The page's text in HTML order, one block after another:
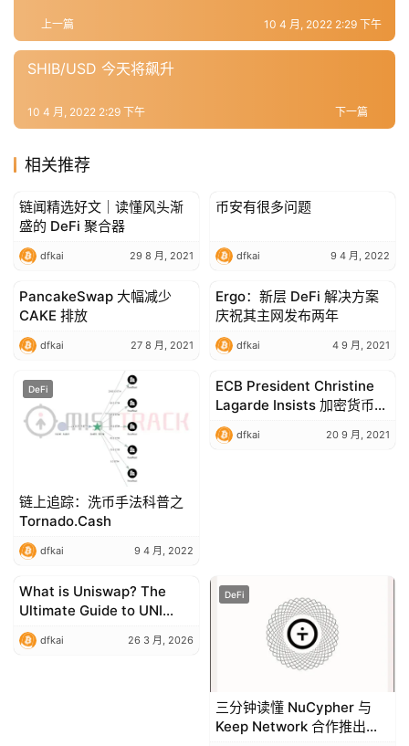
上一篇 10 4 月, 2022 2:29 下午
SHIB/USD 今天将飙升
下一篇
10 4 月, 2022 2:29 下午
相关推荐
DeFi
链闻精选好文｜读懂风头渐
盛的 DeFi 聚合器
dfkai 29 8 月, 2021
DeFi
币安有很多问题
dfkai 9 4 月, 2022
DeFi
PancakeSwap 大幅减少
CAKE 排放
dfkai 27 8 月, 2021
DeFi
Ergo：新层 DeFi 解决方案
庆祝其主网发布两年
dfkai 4 9 月, 2021
DeFi
链上追踪：洗币手法科普之
Tornado.Cash
dfkai 9 4 月, 2022
DeFi
ECB President Christine
Lagarde Insists 加密货币
Are Not Currencies, Calls
Them Highly Speculative,
dfkai 20 9 月, 2021
DeFi
What is Uniswap? The
Ultimate Guide to UNI
Crypto and Decentralized
Exchanges
dfkai 26 3 月, 2026
DeFi
三分钟读懂 NuCypher 与
Keep Network 合作推出的